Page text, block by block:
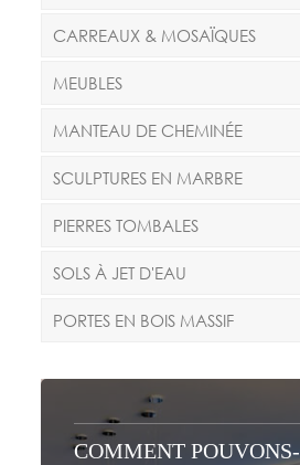
CARREAUX & MOSAÏQUES
MEUBLES
MANTEAU DE CHEMINÉE
SCULPTURES EN MARBRE
PIERRES TOMBALES
SOLS À JET D'EAU
PORTES EN BOIS MASSIF
COMMENT POUVONS-